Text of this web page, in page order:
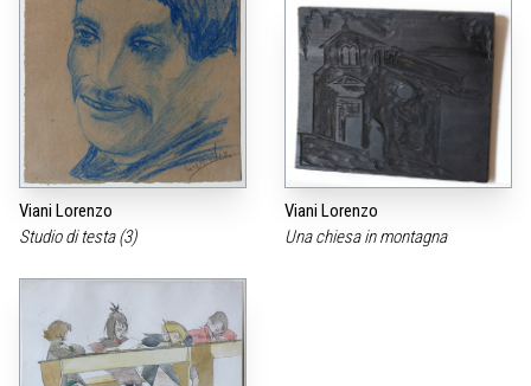
Viani Lorenzo
Studio di testa (3)
Viani Lorenzo
Una chiesa in montagna